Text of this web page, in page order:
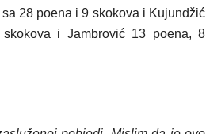
28 poena i 9 skokova i Kujundžić
i Jambrović 13 poena, 8